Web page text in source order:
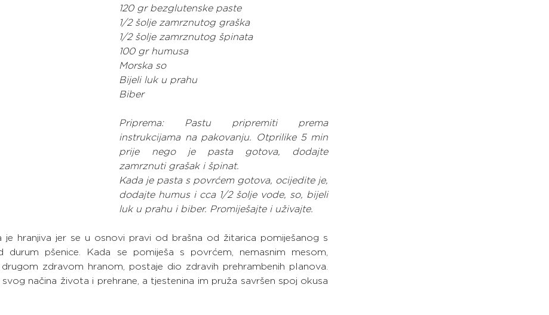
120 gr bezglutenske paste
1/2 šolje zamrznutog graška
1/2 šolje zamrznutog špinata
100 gr humusa
Morska so
Bijeli luk u prahu
Biber
Priprema: Pastu pripremiti prema
instrukcijama na pakovanju. Otprilike 5 min
prije nego je pasta gotova, dodajte
zamrznuti grašak i špinat.
Kada je pasta s povrćem gotova, ocijedite je,
dodajte humus i cca 1/2 šolje vode, so, bijeli
luk u prahu i biber. Promiješajte i uživajte.
je hranjiva jer se u osnovi pravi od brašna od žitarica pomiješanog s
pšenice. Kada se pomiješa s povrćem, nemasnim mesom,
zdravom hranom, postaje dio zdravih prehrambenih planova.
načina života i prehrane, a tjestenina im pruža savršen spoj okusa